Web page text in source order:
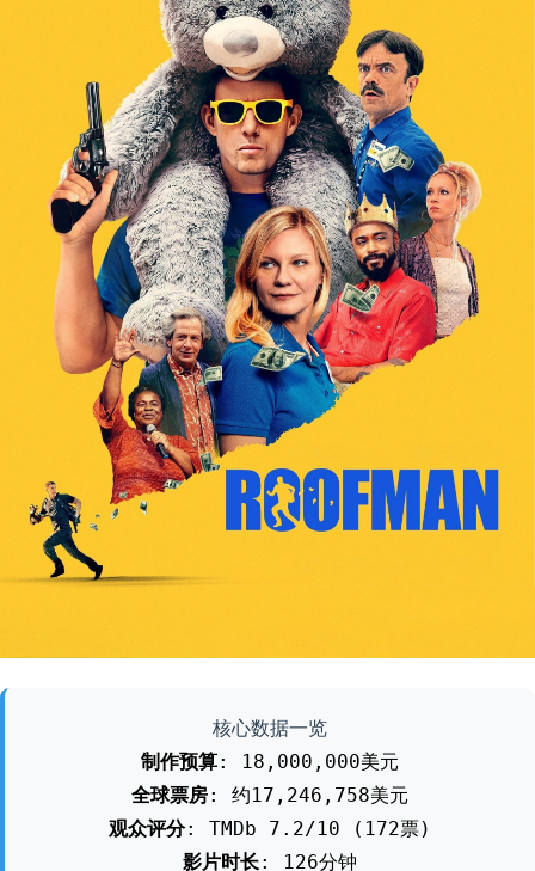
核心数据一览
制作预算: 18,000,000美元
全球票房: 约17,246,758美元
观众评分: TMDb 7.2/10 (172票)
影片时长: 126分钟